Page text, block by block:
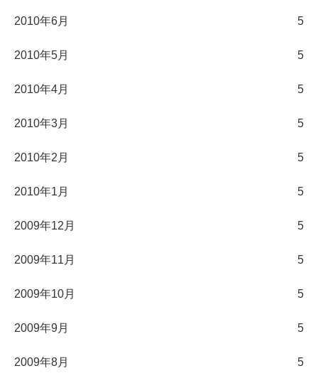
2010年6月 5
2010年5月 5
2010年4月 5
2010年3月 5
2010年2月 5
2010年1月 5
2009年12月 5
2009年11月 5
2009年10月 5
2009年9月 5
2009年8月 5